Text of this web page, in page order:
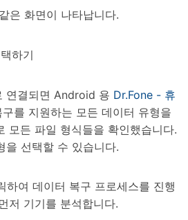
은 화면이 나타납니다.
하기
연결되면 Android 용 Dr.Fone - 휴
구를 지원하는 모든 데이터 유형을
모든 파일 형식들을 확인했습니다.
을 선택할 수 있습니다.
하여 데이터 복구 프로세스를 진행
저 기기를 분석합니다.